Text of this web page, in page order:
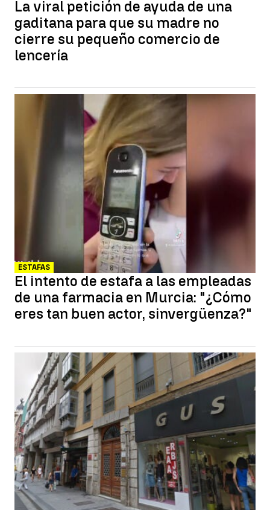
La viral petición de ayuda de una
gaditana para que su madre no
cierre su pequeño comercio de
lencería
ESTAFAS
El intento de estafa a las empleadas
de una farmacia en Murcia: "¿Cómo
eres tan buen actor, sinvergüenza?"